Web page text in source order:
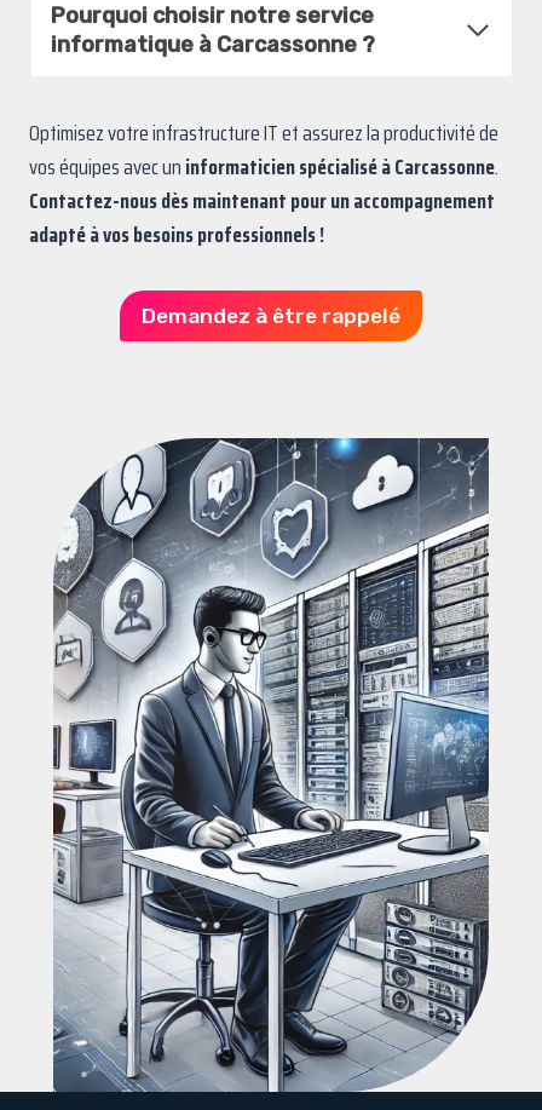
Pourquoi choisir notre service
informatique à Carcassonne ?
Optimisez votre infrastructure IT et assurez la productivité de
vos équipes avec uninformaticien spécialisé à Carcassonne.
Contactez-nous dès maintenant pour un accompagnement
adapté à vos besoins professionnels !
Demandez à être rappelé